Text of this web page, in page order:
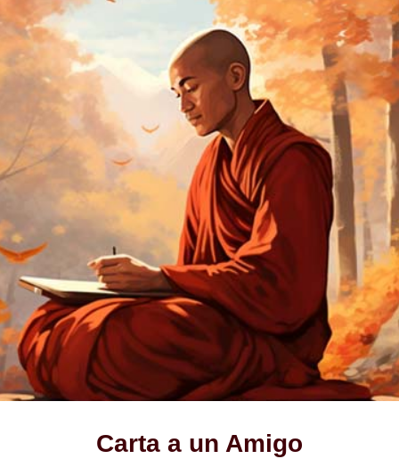
Carta a un Amigo